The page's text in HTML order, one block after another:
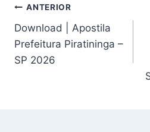
Navegação
de
Post
ANTERIOR
Download | Apostila
Prefeitura Piratininga –
SP 2026